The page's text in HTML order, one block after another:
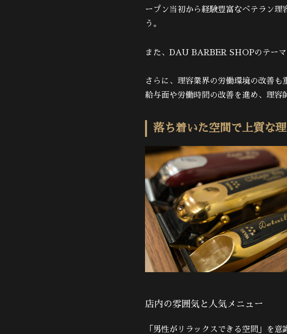
ープン当初から経験豊富なベテラン理
う。
また、DAU BARBER SHOPのテーマ
さらに、理容業界の労働環境の改善も
給与面や労働時間の改善を進め、理容
落ち着いた空間で上質な
店内の雰囲気と人気メニュー
「男性がリラックスできる空間」を